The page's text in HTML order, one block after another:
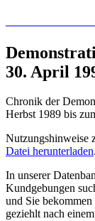
30. April
Chronik der
Herbst 1989 bis
Nutzungshinweise
Datei herunterladen.
In unserer
Kundgebungen
und Sie
geziehlt nach